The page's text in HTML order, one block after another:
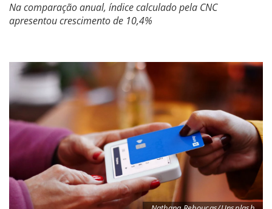
Na comparação anual, índice calculado pela CNC
apresentou crescimento de 10,4%